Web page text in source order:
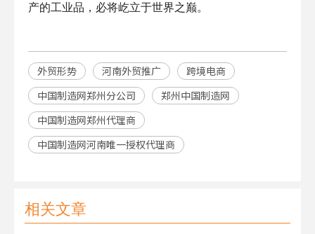
产的工业品，必将屹立于世界之巅。
外贸形势 河南外贸推广
跨境电商
中国制造网郑州分公司
郑州中国制造网
中国制造网郑州代理商
中国制造网河南唯一授权代理商
相关文章